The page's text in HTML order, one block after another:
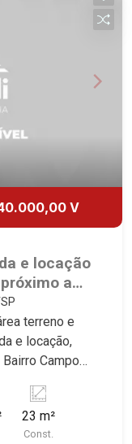
V
e locação
ao
terreno e
e locação,
Campos
Martinelli
23 m²
Const.